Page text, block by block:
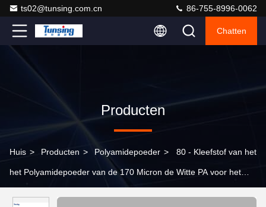
ts02@tunsing.com.cn 86-755-8996-0062
Chatten
Producten
Huis > Producten > Polyamidepoeder > 80 - Kleefstof van het
het Polyamidepoeder van de 170 Micron de Witte PA voor het